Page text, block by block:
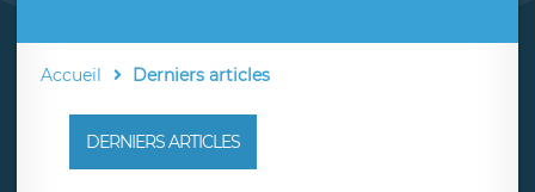
Accueil Derniers articles
DERNIERS ARTICLES